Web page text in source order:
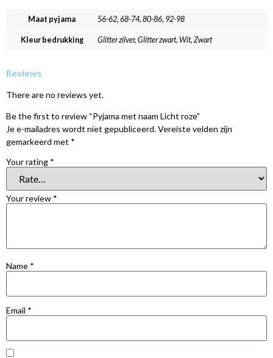
Maat pyjama 56-62, 68-74, 80-86, 92-98
Kleur bedrukking Glitter zilver, Glitter zwart, Wit, Zwart
Reviews
There are no reviews yet.
Be the first to review “Pyjama met naam Licht roze”
Je e-mailadres wordt niet gepubliceerd.Vereiste velden zijn
gemarkeerd met *
Your rating *
Your review *
Name *
Email *